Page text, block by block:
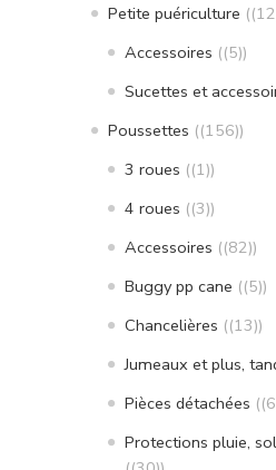
Petite puériculture
Accessoires (5)
Sucettes et
Poussettes (156)
3 roues (1)
4 roues (3)
Accessoires (82)
Buggy pp cane (5)
Chancelières (13)
Jumeaux et plus,
Pièces détachées
Protections pluie,